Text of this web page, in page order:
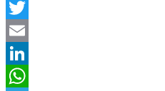
Facebook
Twitter
Email
LinkedIn